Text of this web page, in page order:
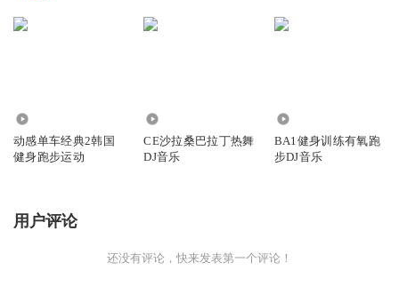
动感单车经典2韩国
健身跑步运动
CE沙拉桑巴拉丁热舞
DJ音乐
BA1健身训练有氧跑
步DJ音乐
用户评论
还没有评论，快来发表第一个评论！